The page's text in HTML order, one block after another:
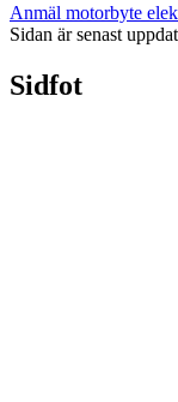
Anmäl motorbyte
Sidan är senast
Sidfot